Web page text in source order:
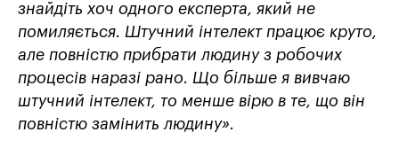
знайдіть хоч одного експерта, який не
помиляється. Штучний інтелект працює круто,
але повністю прибрати людину з робочих
процесів наразі рано. Що більше я вивчаю
штучний інтелект, то менше вірю в те, що він
повністю замінить людину».